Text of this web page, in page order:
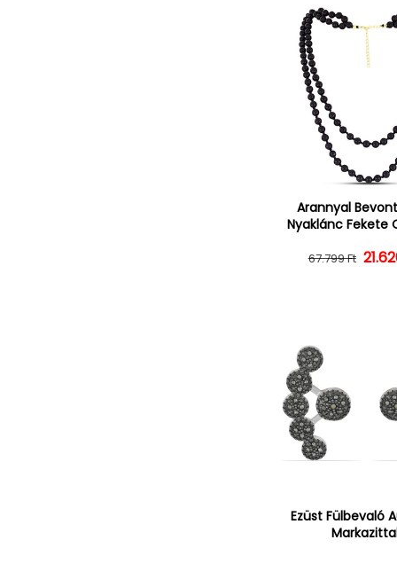
Arannyal
Nyaklánc Fekete
67.799 Ft
Ezüst Fülbevaló